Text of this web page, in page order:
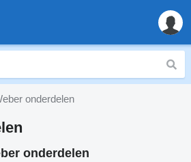
onderdelen
onderdelen